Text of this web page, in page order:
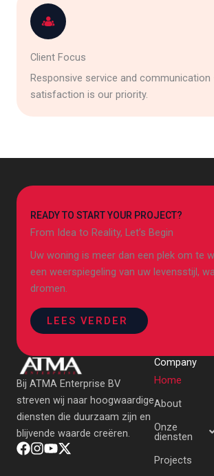
Client Focus
Responsive service and
satisfaction is our priority.
READY TO START YOUR PROJECT?
From Idea to Reality, Let’s Begin
Uw woning is meer dan een plek om te
een weerspiegeling van uw levensstijl,
dromen.
LEES VERDER
Bij ATMA Enterprise BV
streven wij naar hoogwaardige
diensten die duurzaam zijn en
blijvende waarde creëren.
Company
Home
About
Onze
diensten
Projects